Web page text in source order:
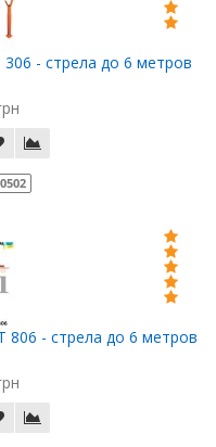
- стрела до 6 метров
806 - стрела до 6 метров